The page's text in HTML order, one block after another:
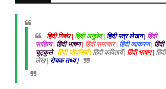
हिंदी निबंध | हिंदी अनुछेद | हिंदी पत्र लेखन | हिंदी
साहित्य| हिंदी भाषण| हिंदी समाचार| हिंदी व्याकरण| हिंदी
चुट्कुले| हिंदी जीवनियाँ | हिंदी कवितायेँ | हिंदी भाषण | हिंदी
लेख | रोचक तथ्य |